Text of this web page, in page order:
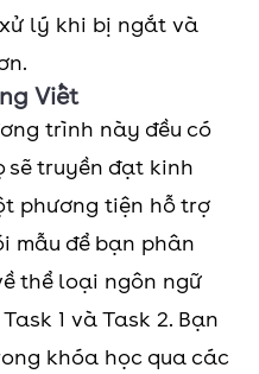
lý khi bị ngắt và
Viết
trình này đều có
sẽ truyền đạt kinh
phương tiện hỗ trợ
mẫu để bạn phân
thể loại ngôn ngữ
1 và Task 2. Bạn
khóa học qua các